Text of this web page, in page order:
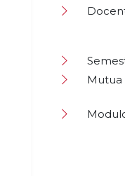
Mutua